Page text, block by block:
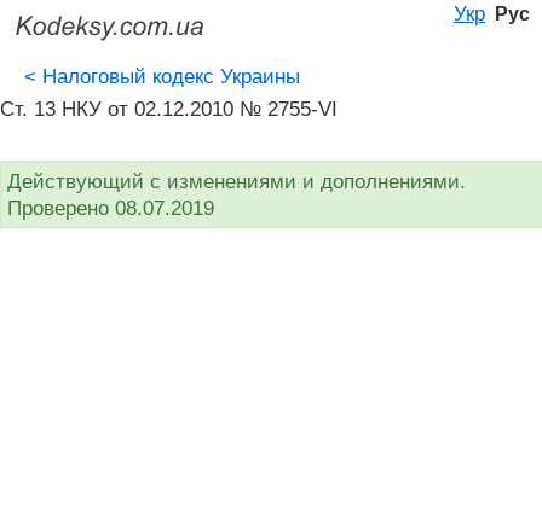
Укр Рус
< Налоговый кодекс Украины
Ст. 13 НКУ от 02.12.2010 № 2755-VI
Действующий с изменениями и дополнениями.
Проверено 08.07.2019